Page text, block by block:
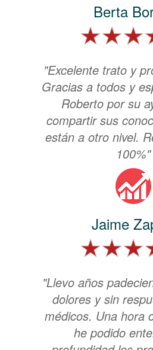
Berta
"Excelente trato y
Gracias a todos y
Roberto por su
compartir sus
están a otro nivel.
100%"
Jaime
"Llevo años
dolores y sin
médicos. Una hora
he podido